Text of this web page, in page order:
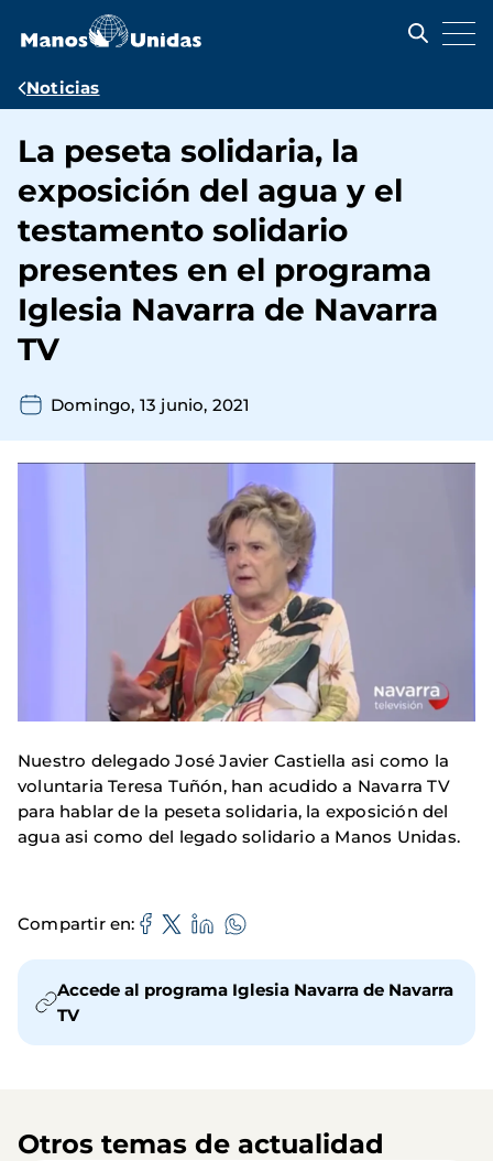
contenido
Ruta
navegación
Noticias
La peseta solidaria, la
exposición del agua y el
testamento solidario
presentes en el programa
Iglesia Navarra de Navarra
TV
Domingo, 13 junio, 2021
Nuestro delegado José Javier Castiella asi como la
voluntaria Teresa Tuñón, han acudido a Navarra TV
para hablar de la peseta solidaria, la exposición del
agua asi como del legado solidario a Manos Unidas.
Compartir en
Accede al programa Iglesia Navarra de Navarra
TV
Otros temas de actualidad